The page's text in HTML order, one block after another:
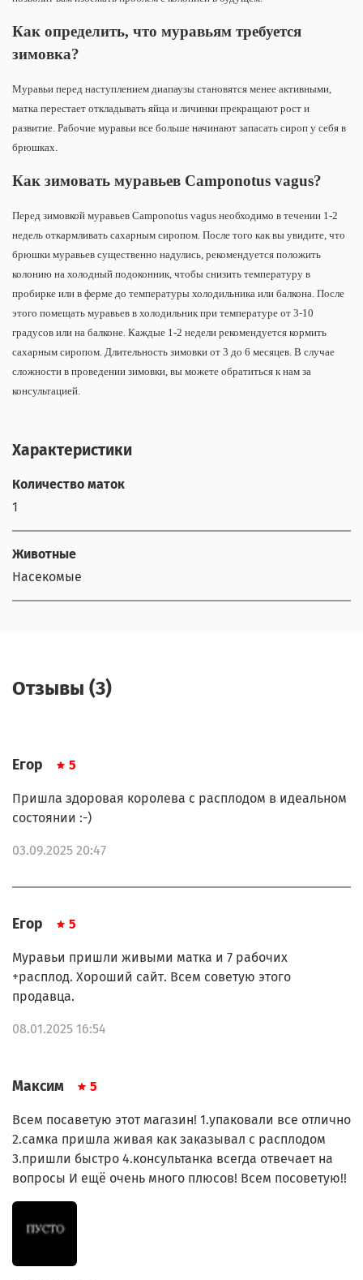
Как определить, что муравьям требуется
зимовка?
Муравьи перед наступлением диапаузы становятся менее активными,
матка перестает откладывать яйца и личинки прекращают рост и
развитие. Рабочие муравьи все больше начинают запасать сироп у себя в
брюшках.
Как зимовать муравьев Camponotus vagus?
Перед зимовкой муравьев Camponotus vagus необходимо в течении 1-2
недель откармливать сахарным сиропом. После того как вы увидите, что
брюшки муравьев существенно надулись, рекомендуется положить
колонию на холодный подоконник, чтобы снизить температуру в
пробирке или в ферме до температуры холодильника или балкона. После
этого помещать муравьев в холодильник при температуре от 3-10
градусов или на балконе. Каждые 1-2 недели рекомендуется кормить
сахарным сиропом. Длительность зимовки от 3 до 6 месяцев. В случае
сложности в проведении зимовки, вы можете обратиться к нам за
консультацией.
Характеристики
Количество маток
1
Животные
Насекомые
Отзывы (3)
Егор 5
Пришла здоровая королева с расплодом в идеальном
состоянии :-)
03.09.2025 20:47
Егор 5
Муравьи пришли живыми матка и 7 рабочих
+расплод. Хороший сайт. Всем советую этого
продавца.
08.01.2025 16:54
Максим 5
Всем посаветую этот магазин! 1.упаковали все отлично
2.самка пришла живая как заказывал с расплодом
3.пришли быстро 4.консультанка всегда отвечает на
вопросы И ещë очень много плюсов! Всем посоветую!!